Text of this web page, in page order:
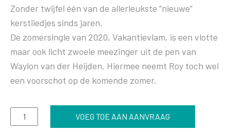
Zonder twijfel één van de allerleukste “nieuwe”
kerstliedjes sinds jaren.
De zomersingle van 2020, Vakantievlam, is een vlotte
maar ook licht zwoele meezinger uit de pen van
Waylon van der Heijden. Hiermee neemt Roy toch wel
een voorschot op de komende zomer.
Donders
VOEG TOE AAN AANVRAAG